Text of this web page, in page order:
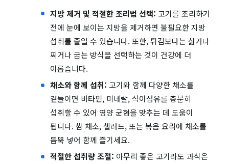
지방 제거 및 적절한 조리법 선택: 고기를 조리하기
전에 눈에 보이는 지방을 제거하면 불필요한 지방
섭취를 줄일 수 있습니다. 또한, 튀김보다는 삶거나
찌거나 굽는 방식을 선택하는 것이 건강에 더
이롭습니다.
채소와 함께 섭취: 고기와 함께 다양한 채소를
곁들이면 비타민, 미네랄, 식이섬유를 충분히
섭취할 수 있어 영양 균형을 맞추는 데 도움이
됩니다. 쌈 채소, 샐러드, 또는 볶음 요리에 채소를
듬뿍 넣어 함께 즐기세요.
적절한 섭취량 조절: 아무리 좋은 고기라도 과식은